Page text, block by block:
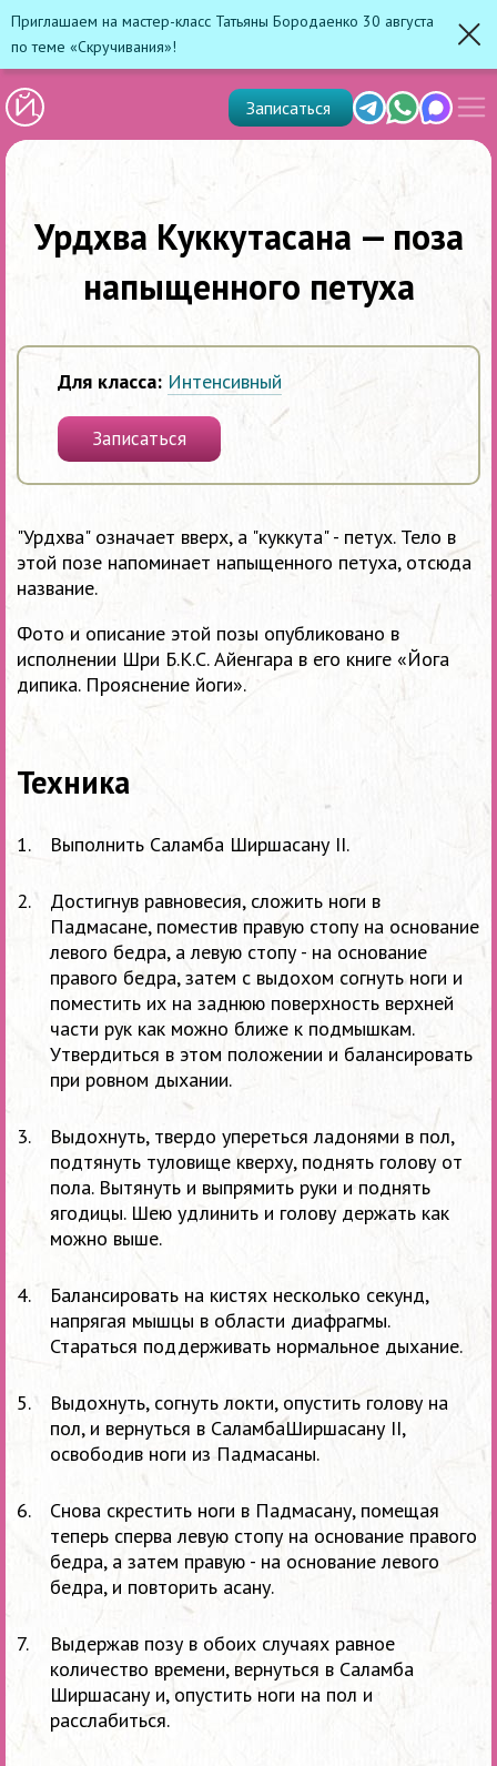
Приглашаем на мастер-класс Татьяны Бородаенко 30 августа
по теме «Скручивания»!
TelegramWhats'app
Max
Записаться
меню
Урдхва Куккутасана — поза
напыщенного петуха
Для класса: Интенсивный
Записаться
"Урдхва" означает вверх, а "куккута" - петух. Тело в
этой позе напоминает напыщенного петуха, отсюда
название.
Фото и описание этой позы опубликовано в
исполнении Шри Б.К.С. Айенгара в его книге «Йога
дипика. Прояснение йоги».
Техника
Выполнить Саламба Ширшасану II.
Достигнув равновесия, сложить ноги в
Падмасане, поместив правую стопу на основание
левого бедра, а левую стопу - на основание
правого бедра, затем с выдохом согнуть ноги и
поместить их на заднюю поверхность верхней
части рук как можно ближе к подмышкам.
Утвердиться в этом положении и балансировать
при ровном дыхании.
Выдохнуть, твердо упереться ладонями в пол,
подтянуть туловище кверху, поднять голову от
пола. Вытянуть и выпрямить руки и поднять
ягодицы. Шею удлинить и голову держать как
можно выше.
Балансировать на кистях несколько секунд,
напрягая мышцы в области диафрагмы.
Стараться поддерживать нормальное дыхание.
Выдохнуть, согнуть локти, опустить голову на
пол, и вернуться в СаламбаШиршасану II,
освободив ноги из Падмасаны.
Снова скрестить ноги в Падмасану, помещая
теперь сперва левую стопу на основание правого
бедра, а затем правую - на основание левого
бедра, и повторить асану.
Выдержав позу в обоих случаях равное
количество времени, вернуться в Саламба
Ширшасану и, опустить ноги на пол и
расслабиться.